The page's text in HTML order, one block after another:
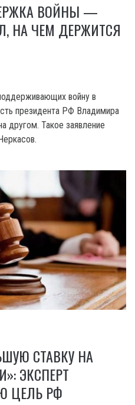
ВОЙНЫ —
НА ЧЕМ ДЕРЖИТСЯ
войну в
президента РФ Владимира
другом. Такое заявление
СТАВКУ НА
ЭКСПЕРТ
ЦЕЛЬ РФ